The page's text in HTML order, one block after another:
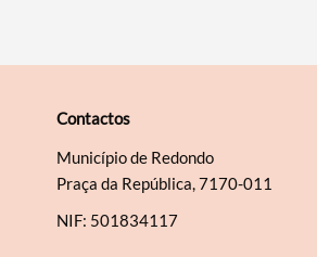
Contactos
Município de Redondo
Praça da República, 7170-011
NIF: 501834117